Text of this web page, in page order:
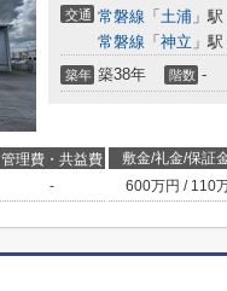
交通 常磐線 「 土浦 」
常磐線 「 神立 」
築年 築38年 階数 -
管理費・共益費 敷金/礼金/保証
- 600万円 / 110